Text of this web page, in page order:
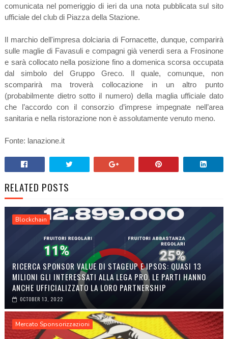
comunicata nel pomeriggio di ieri da una nota pubblicata sul sito
ufficiale del club di Piazza della Stazione.
Il marchio dell'impresa dolciaria di Fornacette, dunque, comparirà
sulle maglie di Favasuli e compagni già venerdi sera a Frosinone
e sarà collocato nella posizione fino a domenica scorsa occupata
dal simbolo del Gruppo Greco. Il quale, comunque, non
scomparirà ma troverà collocazione in un altro punto
(probabilmente dietro sotto il numero) della maglia ufficiale dato
che l’accordo con il consorzio d’imprese impegnate nell’area
sanitaria e nella ristorazione non è assolutamente venuto meno.
Fonte: lanazione.it
RELATED POSTS
Blockchain
RICERCA SPONSOR VALUE DI STAGEUP E IPSOS: QUASI 13
MILIONI GLI INTERESSATI ALLA LEGA PRO. LE PARTI HANNO
ANCHE UFFICIALIZZATO LA LORO PARTNERSHIP
OCTOBER 13, 2022
Mercato Sponsorizzazioni